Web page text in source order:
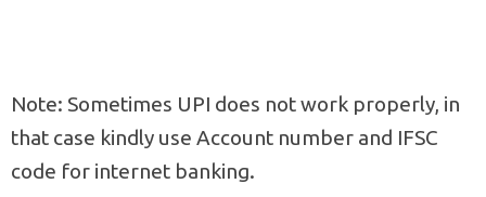
Note: Sometimes UPI does not work properly, in
that case kindly use Account number and IFSC
code for internet banking.